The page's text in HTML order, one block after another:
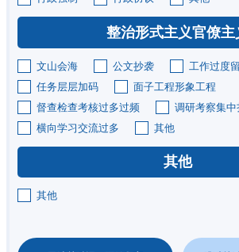
整治形式主义官僚主
文山会海 公文抄袭
工作过度
任务层层加码
面子工程形象工程
督查检查考核过多过频
调研考察集中
横向学习交流过多
其他
其他
其他